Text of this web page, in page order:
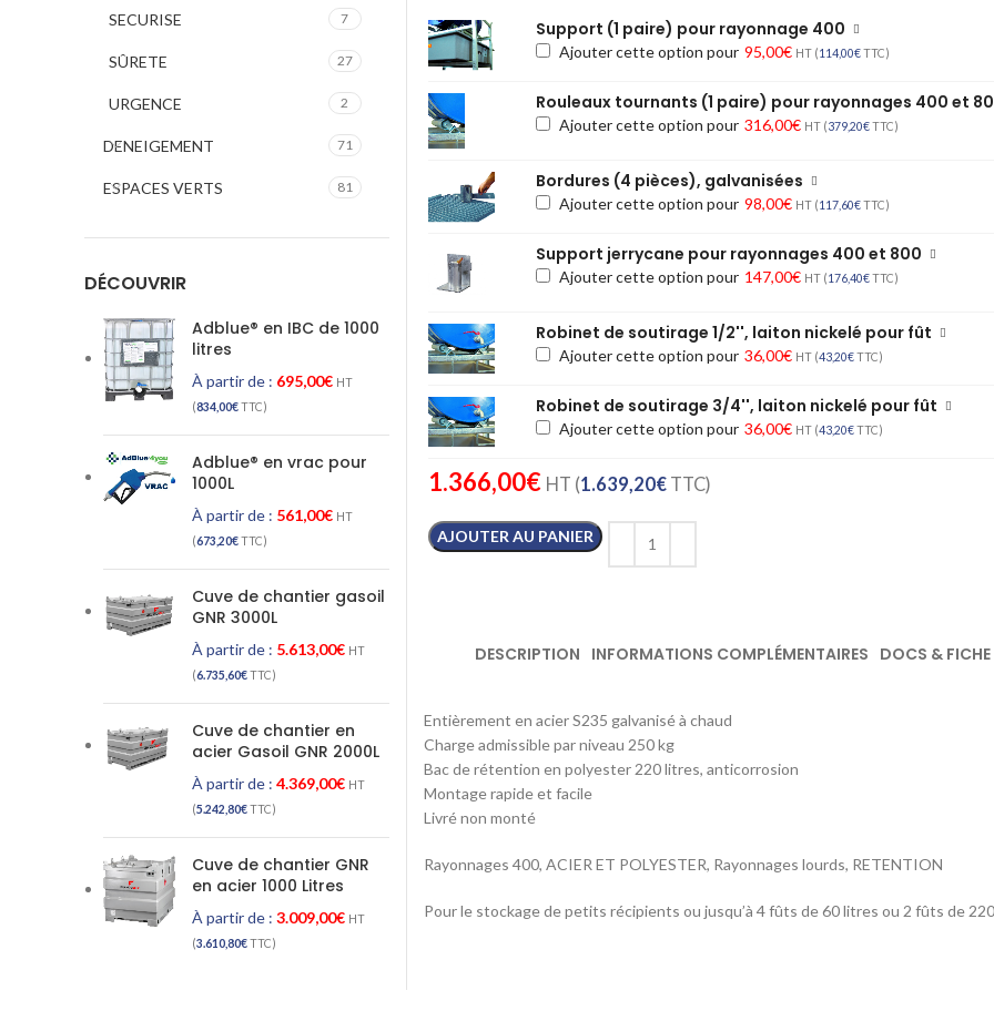
Support (1 paire) pour rayonnage 400
Ajouter cette option pour 95,00€ HT (114,00€TTC)
Rouleaux tournants (1 paire) pour rayonnages 400 et
Ajouter cette option pour 316,00€ HT (379,20€TTC)
Bordures (4 pièces), galvanisées
Ajouter cette option pour 98,00€ HT (117,60€TTC)
Support jerrycane pour rayonnages 400 et 800
Ajouter cette option pour 147,00€ HT (176,40€TTC)
Robinet de soutirage 1/2'', laiton nickelé pour fût
Ajouter cette option pour 36,00€ HT (43,20€TTC)
Robinet de soutirage 3/4'', laiton nickelé pour fût
Ajouter cette option pour 36,00€ HT (43,20€TTC)
1.366,00€ HT (1.639,20€TTC)
AJOUTER AU PANIER
DESCRIPTION INFORMATIONS COMPLÉMENTAIRES DOCS &
Entièrement en acier S235 galvanisé à chaud
Charge admissible par niveau 250 kg
Bac de rétention en polyester 220 litres, anticorrosion
Montage rapide et facile
Livré non monté
Rayonnages 400, ACIER ET POLYESTER, Rayonnages lourds, RETENTION
Pour le stockage de petits récipients ou jusqu’à 4 fûts de 60 litres ou 2 fûts de
SECURISE 7
SÛRETE 27
URGENCE 2
DENEIGEMENT 71
ESPACES VERTS 81
DÉCOUVRIR
Adblue® en IBC de 1000
litres
À partir de : 695,00€ HT
(834,00€TTC)
Adblue® en vrac pour
1000L
À partir de : 561,00€ HT
(673,20€TTC)
Cuve de chantier gasoil
GNR 3000L
À partir de : 5.613,00€ HT
(6.735,60€TTC)
Cuve de chantier en
acier Gasoil GNR 2000L
À partir de : 4.369,00€ HT
(5.242,80€TTC)
Cuve de chantier GNR
en acier 1000 Litres
À partir de : 3.009,00€ HT
(3.610,80€TTC)